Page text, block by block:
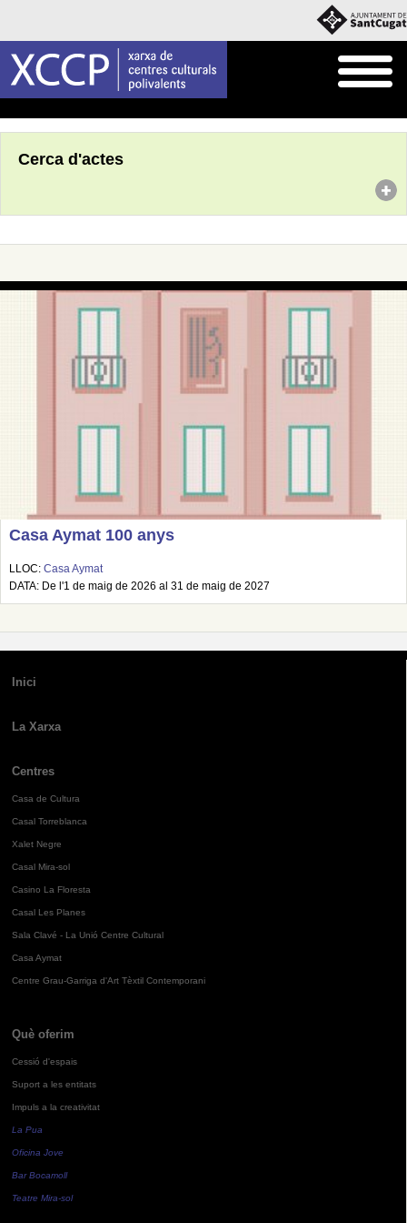
Cerca d'actes
Casa Aymat 100 anys
LLOC: Casa Aymat
DATA: De l'1 de maig de 2026 al 31 de maig de 2027
Inici
La Xarxa
Centres
Casa de Cultura
Casal Torreblanca
Xalet Negre
Casal Mira-sol
Casino La Floresta
Casal Les Planes
Sala Clavé - La Unió Centre Cultural
Casa Aymat
Centre Grau-Garriga d'Art Tèxtil Contemporani
Què oferim
Cessió d'espais
Suport a les entitats
Impuls a la creativitat
La Pua
Oficina Jove
Bar Bocamoll
Teatre Mira-sol